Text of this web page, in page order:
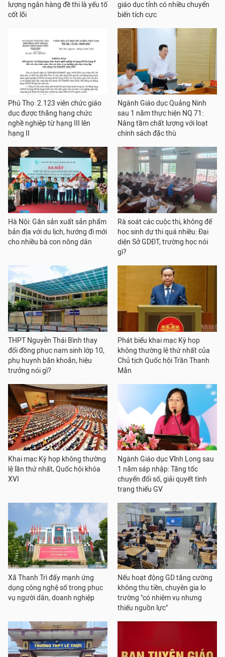
lượng ngân hàng đề thi là yếu tố
cốt lõi
giáo dục tỉnh có nhiều chuyển
biến tích cực
Phú Thọ: 2.123 viên chức giáo
dục được thăng hạng chức
nghề nghiệp từ hạng III lên
hạng II
Ngành Giáo dục Quảng Ninh
sau 1 năm thực hiện NQ 71:
Nâng tầm chất lượng với loạt
chính sách đặc thù
Hà Nội: Gắn sản xuất sản phẩm
bản địa với du lịch, hướng đi mới
cho nhiều bà con nông dân
Rà soát các cuộc thi, không để
học sinh dự thi quá nhiều: Đại
diện Sở GDĐT, trường học nói
gì?
THPT Nguyễn Thái Bình thay
đổi đồng phục nam sinh lớp 10,
phụ huynh băn khoăn, hiệu
trưởng nói gì?
Phát biểu khai mạc Kỳ họp
không thường lệ thứ nhất của
Chủ tịch Quốc hội Trần Thanh
Mẫn
Khai mạc Kỳ họp không thường
lệ lần thứ nhất, Quốc hội khóa
XVI
Ngành Giáo dục Vĩnh Long sau
1 năm sáp nhập: Tăng tốc
chuyển đổi số, giải quyết tình
trạng thiếu GV
Xã Thanh Trì đẩy mạnh ứng
dụng công nghệ số trong phục
vụ người dân, doanh nghiệp
Nếu hoạt động GD tăng cường
không thu tiền, chuyên gia lo
trường "có nhiệm vụ nhưng
thiếu nguồn lực"